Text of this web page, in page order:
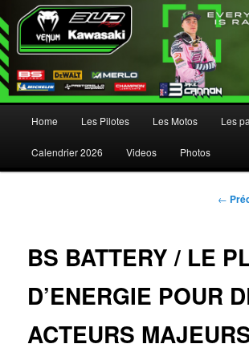
Aller au contenu principal
Aller au contenu secondaire
Home Les Pilotes Les Motos Les
Calendrier 2026 Videos Photos
←
BS BATTERY / LE
D’ENERGIE POUR
ACTEURS